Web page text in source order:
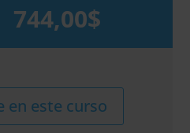
2.976,00$.
744,00$
744,00$.
en este curso